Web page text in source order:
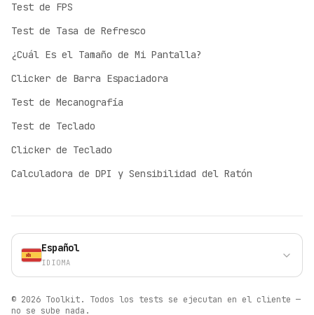
Test de FPS
Test de Tasa de Refresco
¿Cuál Es el Tamaño de Mi Pantalla?
Clicker de Barra Espaciadora
Test de Mecanografía
Test de Teclado
Clicker de Teclado
Calculadora de DPI y Sensibilidad del Ratón
Español
IDIOMA
English
Deutsch
German
Español
French
Polski
Polish
Türkçe
© 2026 Toolkit. Todos los tests se ejecutan en el cliente —
no se sube nada.